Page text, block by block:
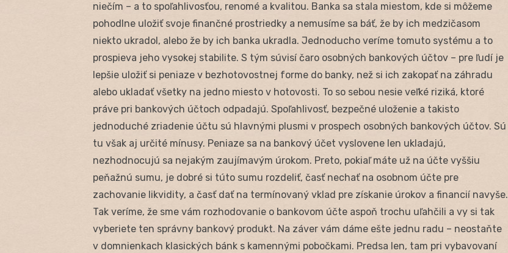
niečím – a to spoľahlivosťou, renomé a kvalitou. Banka sa stala miestom, kde si môžeme
pohodlne uložiť svoje finančné prostriedky a nemusíme sa báť, že by ich medzičasom
niekto ukradol, alebo že by ich banka ukradla. Jednoducho veríme tomuto systému a to
prospieva jeho vysokej stabilite. S tým súvisí čaro osobných bankových účtov – pre ľudí je
lepšie uložiť si peniaze v bezhotovostnej forme do banky, než si ich zakopať na záhradu
alebo ukladať všetky na jedno miesto v hotovosti. To so sebou nesie veľké riziká, ktoré
práve pri bankových účtoch odpadajú. Spoľahlivosť, bezpečné uloženie a takisto
jednoduché zriadenie účtu sú hlavnými plusmi v prospech osobných bankových účtov. Sú
tu však aj určité mínusy. Peniaze sa na bankový účet vyslovene len ukladajú,
nezhodnocujú sa nejakým zaujímavým úrokom. Preto, pokiaľ máte už na účte vyššiu
peňažnú sumu, je dobré si túto sumu rozdeliť, časť nechať na osobnom účte pre
zachovanie likvidity, a časť dať na termínovaný vklad pre získanie úrokov a financií navyše.
Tak veríme, že sme vám rozhodovanie o bankovom účte aspoň trochu uľahčili a vy si tak
vyberiete ten správny bankový produkt. Na záver vám dáme ešte jednu radu – neostaňte
v domnienkach klasických bánk s kamennými pobočkami. Predsa len, tam pri vybavovaní